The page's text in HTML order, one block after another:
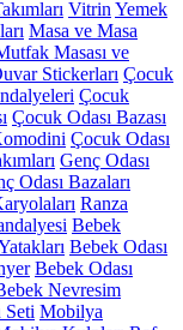
Vitrin Yemek
Masa ve Masa
Masası ve
Stickerları Çocuk
Çocuk
Çocuk Odası Bazası
Çocuk Odası
Genç Odası
Odası Bazaları
Ranza
Bebek
Bebek Odası
Bebek Odası
Nevresim
Mobilya